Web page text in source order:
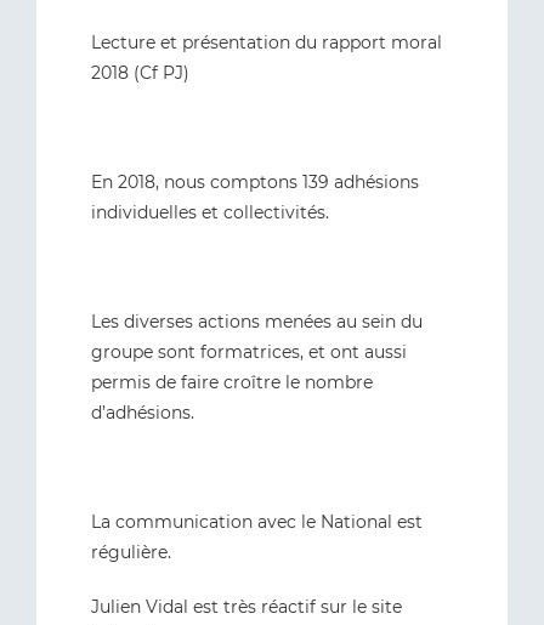
Lecture et présentation du rapport moral
2018 (Cf PJ)
En 2018, nous comptons 139 adhésions
individuelles et collectivités.
Les diverses actions menées au sein du
groupe sont formatrices, et ont aussi
permis de faire croître le nombre
d’adhésions.
La communication avec le National est
régulière.
Julien Vidal est très réactif sur le site